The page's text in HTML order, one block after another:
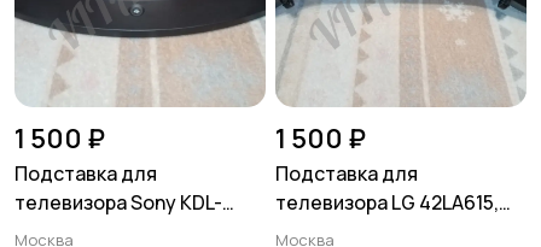
1 500 ₽
Подставка для
телевизора Sony KDL-
26L4000, KDL-32S4000,
Москва
1 500 ₽
Подставка для
телевизора LG 42LA615,
42LA620, 42LN540,
Москва